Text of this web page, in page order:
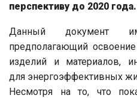
перспективу до 2020 года.
Данный документ
предполагающий
изделий и материалов,
для энергоэффективных
Несмотря на то, что